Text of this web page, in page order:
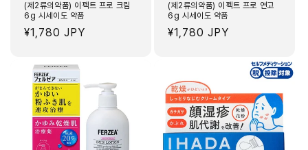
(제2류의약품) 이펙트 프로 크림
6g 시세이도 약품
정
¥1,780 JPY
(제2류의약품) 이펙트 프로 연고
6g 시세이도 약품
정
¥1,780 JPY